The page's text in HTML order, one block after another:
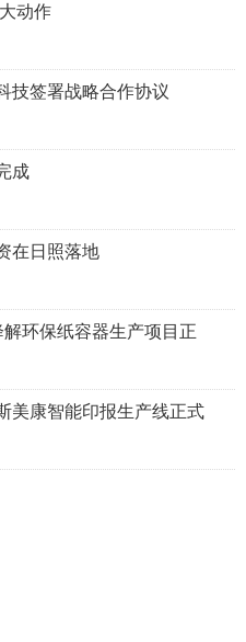
动作
技签署战略合作协议
成
在日照落地
环保纸容器生产项目正
美康智能印报生产线正式